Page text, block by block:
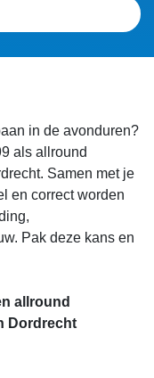
in de avonduren?
als allround
Samen met je
en correct worden
Pak deze kans en
allround
Dordrecht